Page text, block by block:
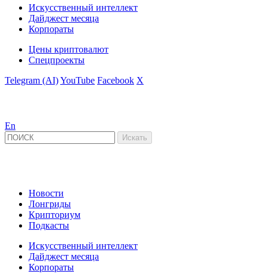
Искусственный интеллект
Дайджест месяца
Корпораты
Цены криптовалют
Спецпроекты
Telegram (AI)YouTube Facebook X
En
Новости
Лонгриды
Крипториум
Подкасты
Искусственный интеллект
Дайджест месяца
Корпораты